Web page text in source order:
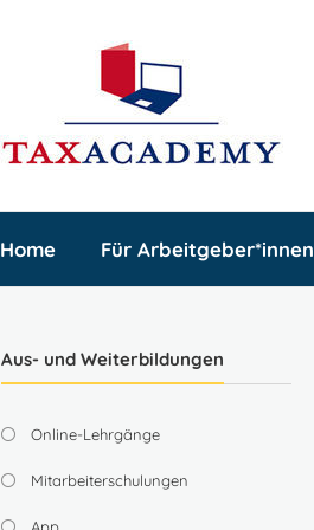
Home Für Arbeitgeber*innen
Aus- und Weiterbildungen
Online-Lehrgänge
Mitarbeiterschulungen